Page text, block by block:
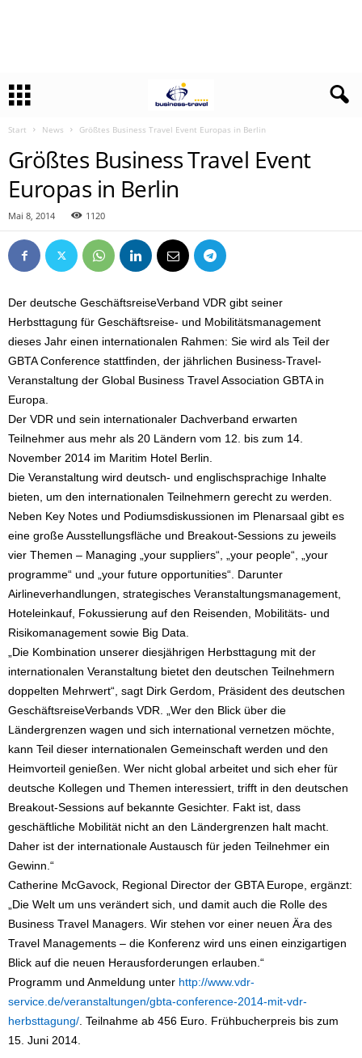
Start News Größtes Business Travel Event Europas in Berlin
Größtes Business Travel Event
Europas in Berlin
Mai 8, 2014 1120
Der deutsche GeschäftsreiseVerband VDR gibt seiner
Herbsttagung für Geschäftsreise- und Mobilitätsmanagement
dieses Jahr einen internationalen Rahmen: Sie wird als Teil der
GBTA Conference stattfinden, der jährlichen Business-Travel-
Veranstaltung der Global Business Travel Association GBTA in
Europa.
Der VDR und sein internationaler Dachverband erwarten
Teilnehmer aus mehr als 20 Ländern vom 12. bis zum 14.
November 2014 im Maritim Hotel Berlin.
Die Veranstaltung wird deutsch- und englischsprachige Inhalte
bieten, um den internationalen Teilnehmern gerecht zu werden.
Neben Key Notes und Podiumsdiskussionen im Plenarsaal gibt es
eine große Ausstellungsfläche und Breakout-Sessions zu jeweils
vier Themen – Managing „your suppliers“, „your people“, „your
programme“ und „your future opportunities“. Darunter
Airlineverhandlungen, strategisches Veranstaltungsmanagement,
Hoteleinkauf, Fokussierung auf den Reisenden, Mobilitäts- und
Risikomanagement sowie Big Data.
„Die Kombination unserer diesjährigen Herbsttagung mit der
internationalen Veranstaltung bietet den deutschen Teilnehmern
doppelten Mehrwert“, sagt Dirk Gerdom, Präsident des deutschen
GeschäftsreiseVerbands VDR. „Wer den Blick über die
Ländergrenzen wagen und sich international vernetzen möchte,
kann Teil dieser internationalen Gemeinschaft werden und den
Heimvorteil genießen. Wer nicht global arbeitet und sich eher für
deutsche Kollegen und Themen interessiert, trifft in den deutschen
Breakout-Sessions auf bekannte Gesichter. Fakt ist, dass
geschäftliche Mobilität nicht an den Ländergrenzen halt macht.
Daher ist der internationale Austausch für jeden Teilnehmer ein
Gewinn.“
Catherine McGavock, Regional Director der GBTA Europe, ergänzt:
„Die Welt um uns verändert sich, und damit auch die Rolle des
Business Travel Managers. Wir stehen vor einer neuen Ära des
Travel Managements – die Konferenz wird uns einen einzigartigen
Blick auf die neuen Herausforderungen erlauben.“
Programm und Anmeldung unter http://www.vdr-
service.de/veranstaltungen/gbta-conference-2014-mit-vdr-
herbsttagung/ . Teilnahme ab 456 Euro. Frühbucherpreis bis zum
15. Juni 2014.